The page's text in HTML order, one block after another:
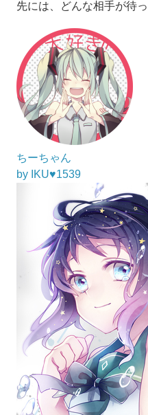
先には、どんな相手が待
ちーちゃん
by IKU♥1539